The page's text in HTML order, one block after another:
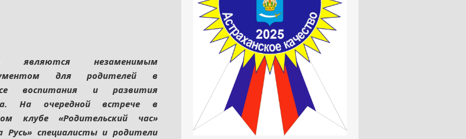
являются незаменимым
для родителей в
воспитания и развития
На очередной встрече в
клубе «Родительский час»
Русь» специалисты и родители